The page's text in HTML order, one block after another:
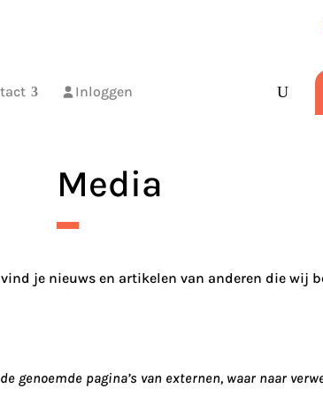
Inloggen
Media
je nieuws en artikelen van anderen die wij
pagina’s van externen, waar naar